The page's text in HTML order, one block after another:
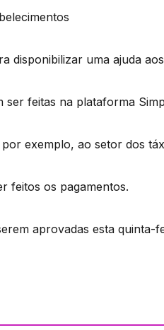
disponibilizar uma ajuda
ser feitas na plataforma
exemplo, ao setor dos
feitos os pagamentos.
aprovadas esta quinta-